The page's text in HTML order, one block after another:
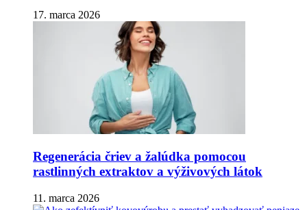
17. marca 2026
Regenerácia čriev a žalúdka pomocou
rastlinných extraktov a výživových látok
11. marca 2026